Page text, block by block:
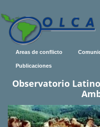
Areas de conflicto
Publicaciones
Observatorio